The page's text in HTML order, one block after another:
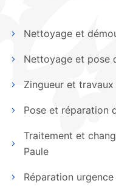
Nettoyage et
Nettoyage et pose
Zingueur et
Pose et réparation
Traitement et
Paule
Réparation